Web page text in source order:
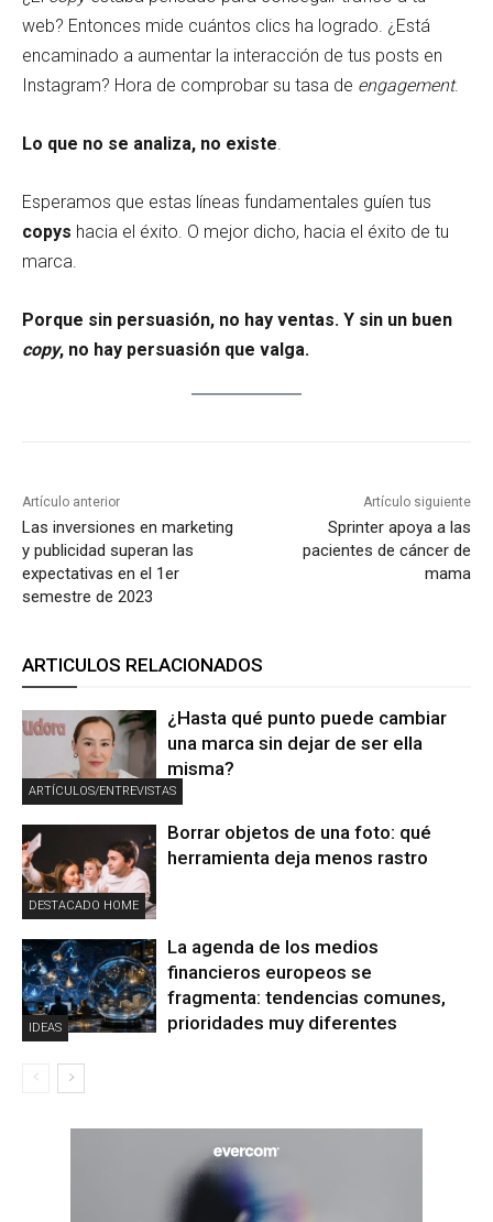
web? Entonces mide cuántos clics ha logrado. ¿Está
encaminado a aumentar la interacción de tus posts en
Instagram? Hora de comprobar su tasa de engagement.
Lo que no se analiza, no existe
Esperamos que estas líneas fundamentales guíen tus
copys hacia el éxito. O mejor dicho, hacia el éxito de tu
marca.
Porque sin persuasión, no hay ventas. Y sin un buen
copy, no hay persuasión que valga.
Artículo anterior
Las inversiones en marketing
y publicidad superan las
expectativas en el 1er
semestre de 2023
Artículo siguiente
Sprinter apoya a las
pacientes de cáncer de
mama
ARTICULOS RELACIONADOS
ARTÍCULOS/ENTREVISTAS
¿Hasta qué punto puede cambiar
una marca sin dejar de ser ella
misma?
DESTACADO HOME
Borrar objetos de una foto: qué
herramienta deja menos rastro
IDEAS
La agenda de los medios
financieros europeos se
fragmenta: tendencias comunes,
prioridades muy diferentes